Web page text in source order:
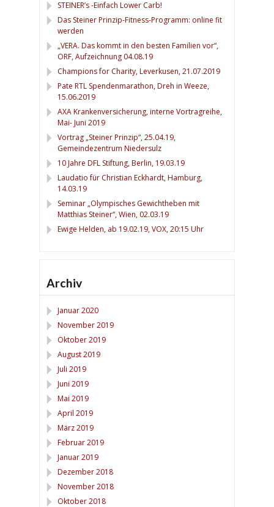
STEINER’s -Einfach Lower Carb!
Das Steiner Prinzip-Fitness-Programm: online fit
werden
„VERA. Das kommt in den besten Familien vor“,
ORF, Aufzeichnung 04.08.19
Champions for Charity, Leverkusen, 21.07.2019
Pate RTL Spendenmarathon, Dreh in Weeze,
15.06.2019
AXA Krankenversicherung, interne Vortragreihe,
Mai- Juni 2019
Vortrag „Steiner Prinzip“, 25.04.19,
Gemeindezentrum Niedersulz
10 Jahre DFL Stiftung, Berlin, 19.03.19
Laudatio für Christian Eckhardt, Hamburg,
14.03.19
Seminar „Olympisches Gewichtheben mit
Matthias Steiner“, Wien, 02.03.19
Ewige Helden, ab 19.02.19, VOX, 20:15 Uhr
Archiv
Januar 2020
November 2019
Oktober 2019
August 2019
Juli 2019
Juni 2019
Mai 2019
April 2019
März 2019
Februar 2019
Januar 2019
Dezember 2018
November 2018
Oktober 2018